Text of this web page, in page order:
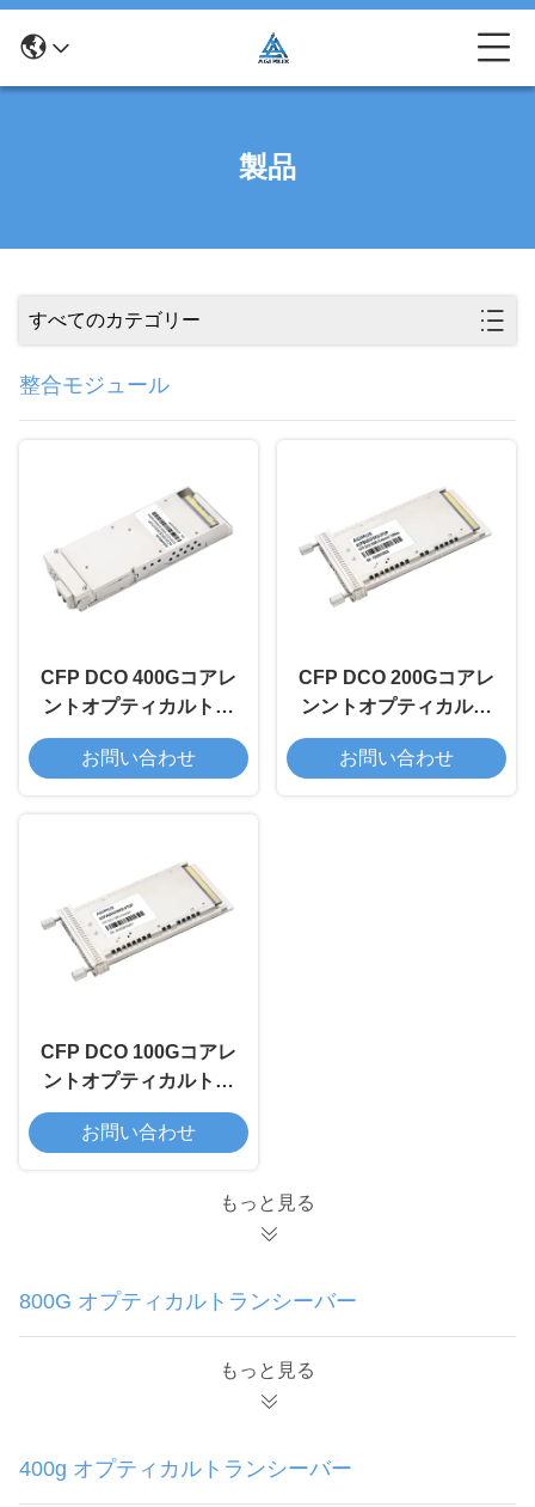
製品
すべてのカテゴリー
整合モジュール
CFP DCO 400Gコアレ
ントオプティカルトラ
ンシーバーモジュール
お問い合わせ
CFP DCO 200Gコアレ
ンントオプティカルト
ランシーバーモジュー
ル
お問い合わせ
CFP DCO 100Gコアレ
ントオプティカルトラ
ンシーバーモジュール
お問い合わせ
もっと見る
800G オプティカルトランシーバー
もっと見る
400g オプティカルトランシーバー